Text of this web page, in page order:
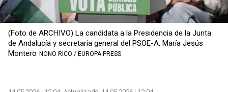
(Foto de ARCHIVO) La candidata a la Presidencia de la Junta
de Andalucía y secretaria general del PSOE-A, María Jesús
Montero NONO RICO / EUROPA PRESS